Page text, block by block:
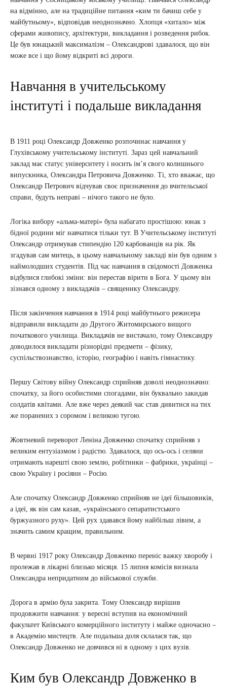
на відмінно, але на традиційне питання «ким ти бачиш себе у
майбутньому», відповідав неоднозначно. Хлопця «хитало» між
сферами живопису, архітектури, викладання і розведення рибок.
Це був юнацький максималізм – Олександрові здавалося, що він
може все і що йому відкриті всі дороги.
Навчання в учительському
інституті і подальше викладання
В 1911 році Олександр Довженко розпочинає навчання у
Глухівському учительському інституті. Зараз цей навчальний
заклад має статус університету і носить ім’я свого колишнього
випускника, Олександра Петровича Довженко. Ті, хто вважає, що
Олександр Петрович відчував своє призначення до вчительської
справи, будуть неправі – нічого такого не було.
Логіка вибору «альма-матері» була набагато простішою: юнак з
бідної родини міг навчатися тільки тут. В Учительському інституті
Олександр отримував стипендію 120 карбованців на рік. Як
згадував сам митець, в цьому навчальному закладі він був одним з
наймолодших студентів. Під час навчання в свідомості Довженка
відбулися глибокі зміни: він перестав вірити в Бога. У цьому він
зізнався одному з викладачів – священику Олександру.
Після закінчення навчання в 1914 році майбутнього режисера
відправили викладати до Другого Житомирського вищого
початкового училища. Викладачів не вистачало, тому Олександру
доводилося викладати різнорідні предмети – фізику,
суспільствознавство, історію, географію і навіть гімнастику.
Першу Світову війну Олександр сприйняв доволі неоднозначно:
спочатку, за його особистими спогадами, він буквально закидав
солдатів квітами. Але вже через деякий час став дивитися на тих
же поранених з соромом і великою тугою.
Жовтневий переворот Леніна Довженко спочатку сприйняв з
великим ентузіазмом і радістю. Здавалося, що ось-ось і селяни
отримають нарешті свою землю, робітники – фабрики, українці –
свою Україну і росіяни – Росію.
Але спочатку Олександр Довженко сприйняв не ідеї більшовиків,
а ідеї, як він сам казав, «українського сепаратистського
буржуазного руху». Цей рух здавався йому найбільш лівим, а
значить самим кращим, правильним.
В червні 1917 року Олександр Довженко переніс важку хворобу і
пролежав в лікарні близько місяця. 15 липня комісія визнала
Олександра непридатним до військової служби.
Дорога в армію була закрита. Тому Олександр вирішив
продовжити навчання: у вересні вступив на економічний
факультет Київського комерційного інституту і майже одночасно –
в Академію мистецтв. Але подальша доля склалася так, що
Олександр Довженко не довчився ні в одному з цих вузів.
Ким був Олександр Довженко в